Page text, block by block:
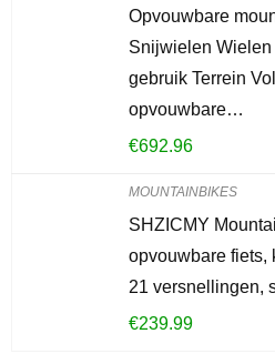
Opvouwbare
Snijwielen
gebruik Terrein
opvouwbare…
€692.96
MOUNTAINBIKES
SHZICMY
opvouwbare fiets,
21 versnellingen,
€239.99